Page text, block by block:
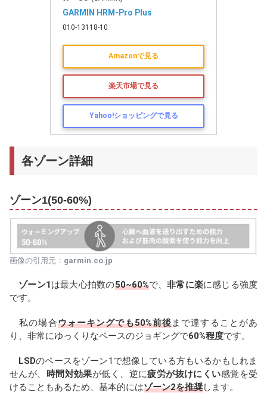
GARMIN HRM-Pro Plus
010-13118-10
Amazonで見る
楽天市場で見る
Yahoo!ショッピングで見る
各ゾーン詳細
ゾーン1(50-60%)
画像の引用元： garmin.co.jp
ゾーン1 は最大心拍数の50~60%で、非常に楽に感じる強度
です。
私の場合ウォーキングでも50%前後まで達することがあ
り、非常にゆっくりなペースのジョギングで60%程度です。
LSDのペースをゾーン1で想像している方もいるかもしれま
せんが、 時間対効果が低く、逆に疲労が抜けにくい感覚を受
けることもあるため、基本的にはゾーン2を推奨します。